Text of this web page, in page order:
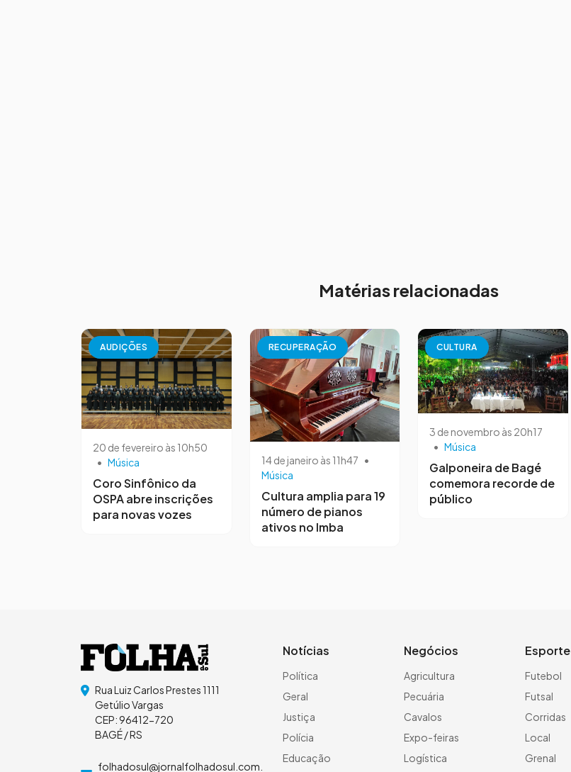
Matérias relacionadas
AUDIÇÕES
20 de fevereiro às 10h50
• Música
Coro Sinfônico da
OSPA abre inscrições
para novas vozes
RECUPERAÇÃO
14 de janeiro às 11h47 •
Música
Cultura amplia para 19
número de pianos
ativos no Imba
CULTURA
3 de novembro às 20h17
• Música
Galponeira de Bagé
comemora recorde de
público
Rua Luiz Carlos Prestes 1111
Getúlio Vargas
CEP: 96412-720
BAGÉ / RS
folhadosul@jornalfolhadosul.com.
Notícias
Política
Geral
Justiça
Polícia
Educação
Negócios
Agricultura
Pecuária
Cavalos
Expo-feiras
Logística
Esporte
Futebol
Futsal
Corridas
Local
Grenal